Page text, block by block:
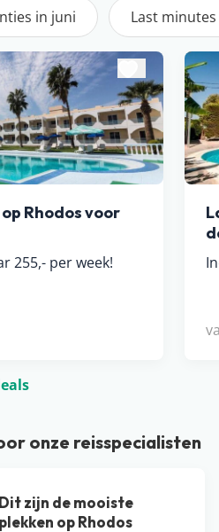
in juni Last minutes
Rhodos voor
255,- per week!
onze reisspecialisten
Dit zijn de mooiste
plekken op Rhodos